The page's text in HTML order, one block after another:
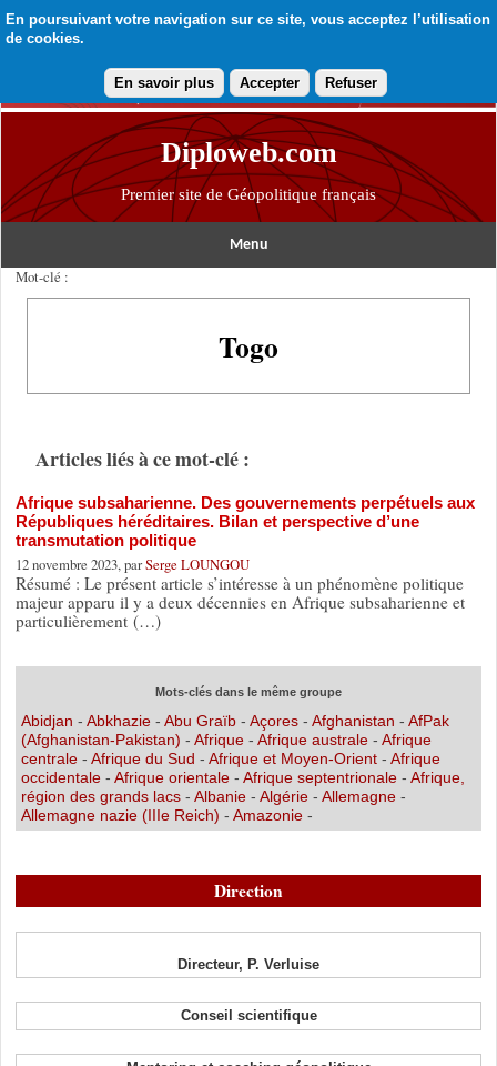
En poursuivant votre navigation sur ce site, vous acceptez l’utilisation
de cookies.
En savoir plus Accepter Refuser
Diploweb.com
Premier site de Géopolitique français
Menu
Mot-clé :
Togo
Articles liés à ce mot-clé :
Afrique subsaharienne. Des gouvernements perpétuels aux
Républiques héréditaires. Bilan et perspective d’une
transmutation politique
12 novembre 2023, parSerge LOUNGOU
Résumé : Le présent article s’intéresse à un phénomène politique
majeur apparu il y a deux décennies en Afrique subsaharienne et
particulièrement (…)
Mots-clés dans le même groupe
Abidjan - Abkhazie- Abu Graïb- Açores- Afghanistan - AfPak
(Afghanistan-Pakistan) - Afrique- Afrique australe- Afrique
centrale - Afrique du Sud - Afrique et Moyen-Orient - Afrique
occidentale - Afrique orientale - Afrique septentrionale - Afrique,
région des grands lacs- Albanie - Algérie - Allemagne -
Allemagne nazie (IIIe Reich) - Amazonie-
Direction
Directeur, P. Verluise
Conseil scientifique